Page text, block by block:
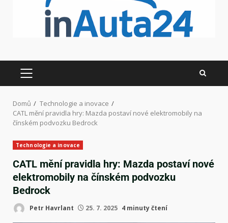
Domů
Technologie a inovace
CATL mění pravidla hry: Mazda postaví nové elektromobily na
čínském podvozku Bedrock
Technologie a inovace
CATL mění pravidla hry: Mazda postaví nové
elektromobily na čínském podvozku
Bedrock
Petr Havrlant 25. 7. 2025 4 minuty čtení